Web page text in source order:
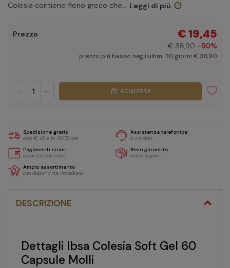
Colesia contiene fieno greco che... Leggi di più
€ 19,45
€ 38,90 -50%
Prezzo
prezzo più basso negli ultimi 30 giorni € 38,90
- + local_mall ACQUISTA
Spedizione gratis
oltre € 49 e in 48/72 ore
Assistenza telefonica
o via chat
Pagamenti sicuri
e con tutte le carte
Reso garantito
entro 14 giorni
Ampio assortimento
con disponibilità immediata
DESCRIZIONE
Dettagli Ibsa Colesia Soft Gel 60
Capsule Molli